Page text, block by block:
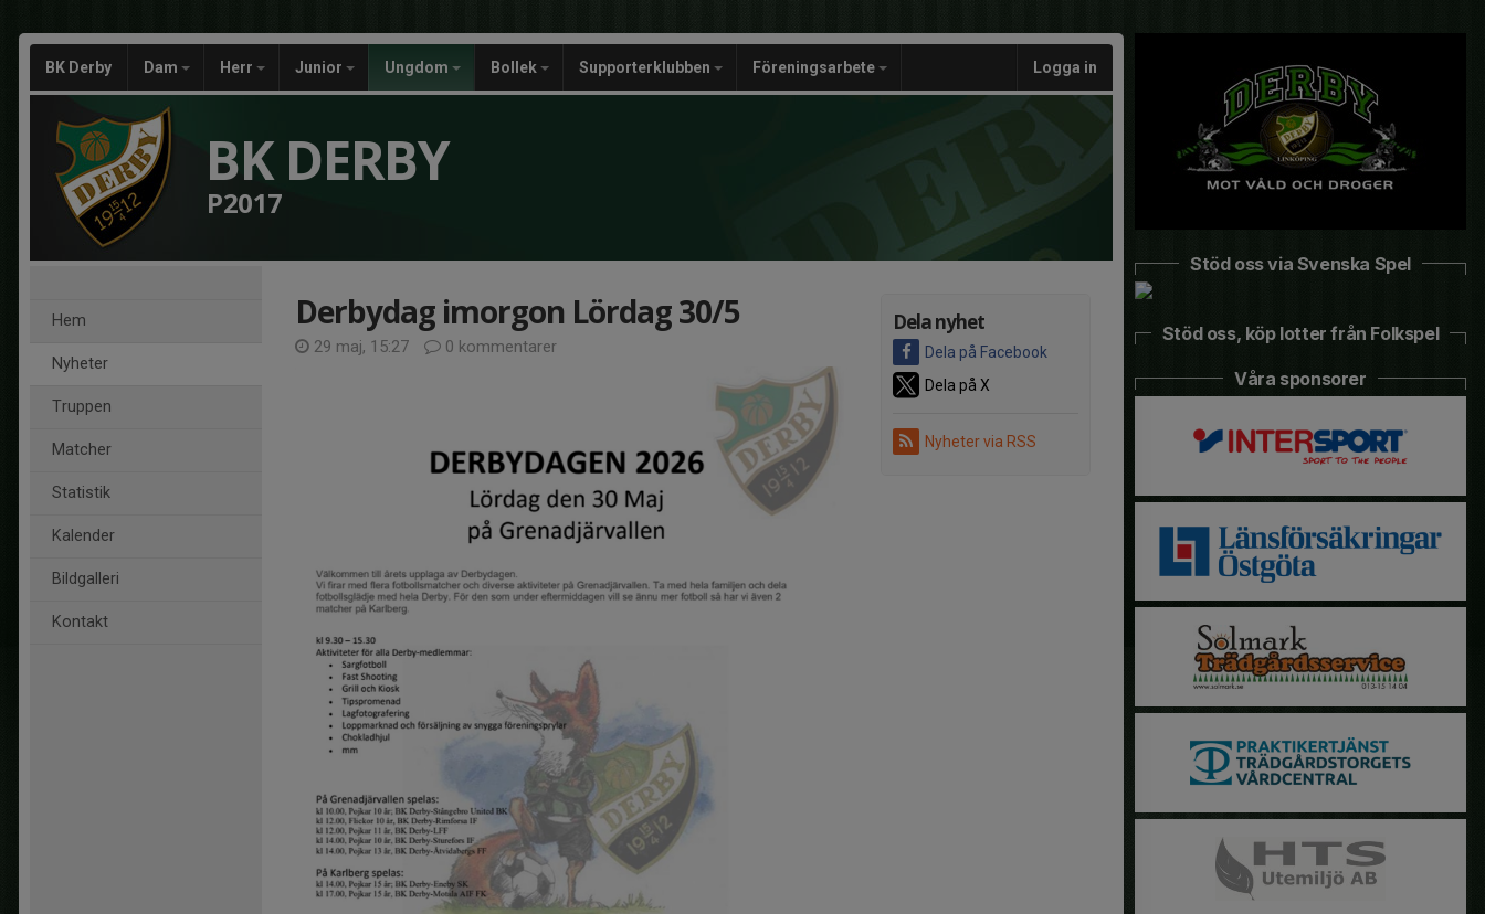
BK Derby Dam Herr Junior Ungdom Bollek Supporterklubben Föreningsarbete Logga in
BK DERBY
P2017
Hem
Nyheter
Truppen
Matcher
Statistik
Kalender
Bildgalleri
Kontakt
Dela nyhet
Dela på Facebook
Dela på X
Nyheter via RSS
Derbydag imorgon Lördag 30/5
29 maj, 15:27 0 kommentarer
Stöd oss via Svenska Spel
Stöd oss, köp lotter från Folkspel
Våra sponsorer